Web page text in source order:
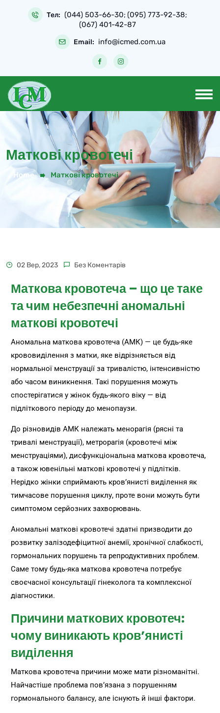
Тел: (044) 503-66-30; (095) 773-92-38;
(067) 401-42-87
Email: info@icmed.com.ua
Маткові кровотечі
Home Маткові кровотечі
02 Вер, 2023 Без Коментарів
Маткова кровотеча – що це таке
та чим небезпечні аномальні
маткові кровотечі
Аномальна маткова кровотеча (АМК) — це будь-яке
крововиділення з матки, яке відрізняється від
нормальної менструації за тривалістю, інтенсивністю
або часом виникнення. Такі порушення можуть
спостерігатися у жінок будь-якого віку — від
підліткового періоду до менопаузи.
До різновидів АМК належать менорагія (рясні та
тривалі менструації), метрорагія (кровотечі між
менструаціями), дисфункціональна маткова кровотеча,
а також ювенільні маткові кровотечі у підлітків.
Нерідко жінки сприймають кров’янисті виділення як
тимчасове порушення циклу, проте вони можуть бути
симптомом серйозних захворювань.
Аномальні маткові кровотечі здатні призводити до
розвитку залізодефіцитної анемії, хронічної слабкості,
гормональних порушень та репродуктивних проблем.
Саме тому будь-яка маткова кровотеча потребує
своєчасної консультації гінеколога та комплексної
діагностики.
Причини маткових кровотеч:
чому виникають кров’янисті
виділення
Маткова кровотеча причини може мати різноманітні.
Найчастіше проблема пов’язана з порушенням
гормонального балансу, але існують й інші фактори.